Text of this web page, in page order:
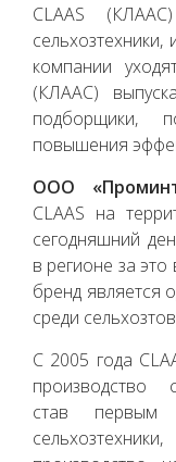
CLAAS
компании
(КЛААС)
подборщики,
повышения
ООО
CLAAS на
сегодняшний
в регионе за
бренд является
среди
С 2005 года
производство
став первым